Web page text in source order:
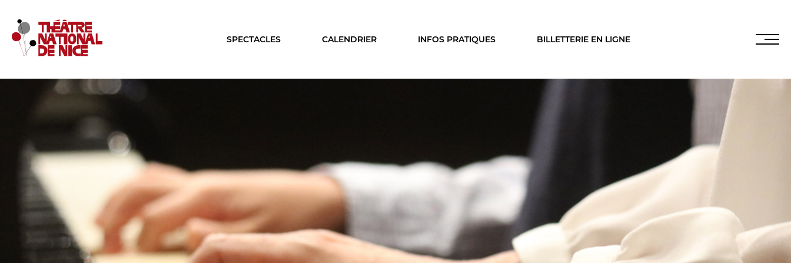
SPECTACLES CALENDRIER INFOS PRATIQUES BILLETTERIE EN LIGNE
LE TNN
PRÉSENTATION
Muriel Mayette-Holtz
Le CDN
La Troupe et les élèves de l'ERACM
L’Équipe
Les Partenaires
Le Calendrier
Productions & coproductions
Les Tournées
LES RENDEZ-VOUS
Relais
Étudiant
Entre amis, entre collègues
Acteur des secteurs social,
médical et judiciaire
INFOS PRATIQUES
LES FRANCISCAINS
Brochure interactive